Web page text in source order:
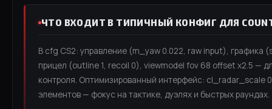
ЧТО ВХОДИТ В ТИПИЧНЫЙ КОНФИГ ДЛЯ
В cfg CS2: управление (m_yaw 0.022, raw input), графика
прицел (outline 1, recoil 0), viewmodel fov 68 offset x2.5 —
контроля. Оптимизированный интерфейс: cl_radar_scale
элементов — фокус на тактике, дуэлях и быстрых раундах.